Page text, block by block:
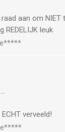
aan om
REDELIJK leuk
verveeld!